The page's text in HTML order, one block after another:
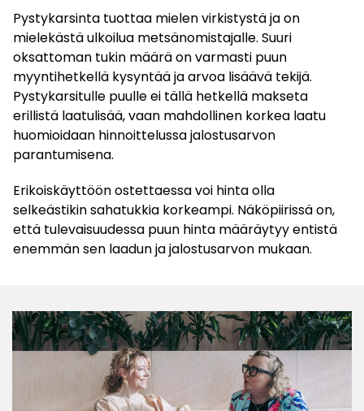
Pystykarsinta tuottaa mielen virkistystä ja on
mielekästä ulkoilua metsänomistajalle. Suuri
oksattoman tukin määrä on varmasti puun
myyntihetkellä kysyntää ja arvoa lisäävä tekijä.
Pystykarsitulle puulle ei tällä hetkellä makseta
erillistä laatulisää, vaan mahdollinen korkea laatu
huomioidaan hinnoittelussa jalostusarvon
parantumisena.
Erikoiskäyttöön ostettaessa voi hinta olla
selkeästikin sahatukkia korkeampi. Näköpiirissä on,
että tulevaisuudessa puun hinta määräytyy entistä
enemmän sen laadun ja jalostusarvon mukaan.